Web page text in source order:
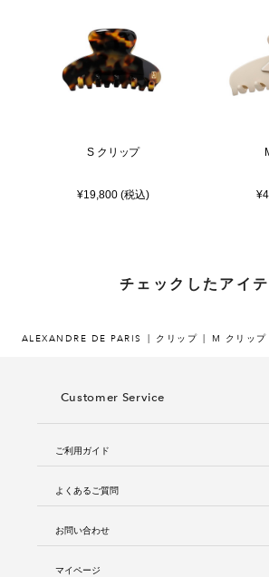
S クリップ
¥19,800 (税込)
チェックしたアイ
ALEXANDRE DE PARIS クリップ M クリップ
Customer Service
ご利用ガイド
よくあるご質問
お問い合わせ
マイページ